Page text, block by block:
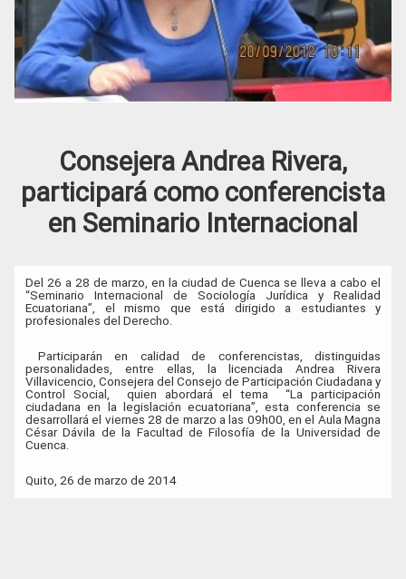
Consejera Andrea Rivera,
participará como conferencista
en Seminario Internacional
Del 26 a 28 de marzo, en la ciudad de Cuenca se lleva a cabo el
“Seminario Internacional de Sociología Jurídica y Realidad
Ecuatoriana”, el mismo que está dirigido a estudiantes y
profesionales del Derecho.
Participarán en calidad de conferencistas, distinguidas
personalidades, entre ellas, la licenciada Andrea Rivera
Villavicencio, Consejera del Consejo de Participación Ciudadana y
Control Social, quien abordará el tema “La participación
ciudadana en la legislación ecuatoriana”, esta conferencia se
desarrollará el viernes 28 de marzo a las 09h00, en el Aula Magna
César Dávila de la Facultad de Filosofía de la Universidad de
Cuenca.
Quito, 26 de marzo de 2014